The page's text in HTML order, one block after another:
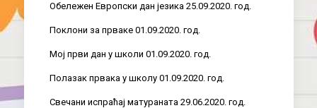
Обележен Европски дан језика 25.09.2020. год.
Поклони за прваке 01.09.2020. год.
Мој први дан у школи 01.09.2020. год.
Полазак првака у школу 01.09.2020. год.
Свечани испраћај матураната 29.06.2020. год.